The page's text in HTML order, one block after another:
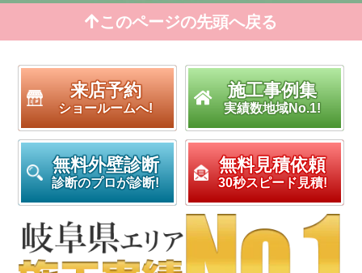
このページの先頭へ戻る
来店予約
ショールームへ!
施工事例集
実績数地域No.1!
無料外壁診断
診断のプロが診断!
無料見積依頼
30秒スピード見積!